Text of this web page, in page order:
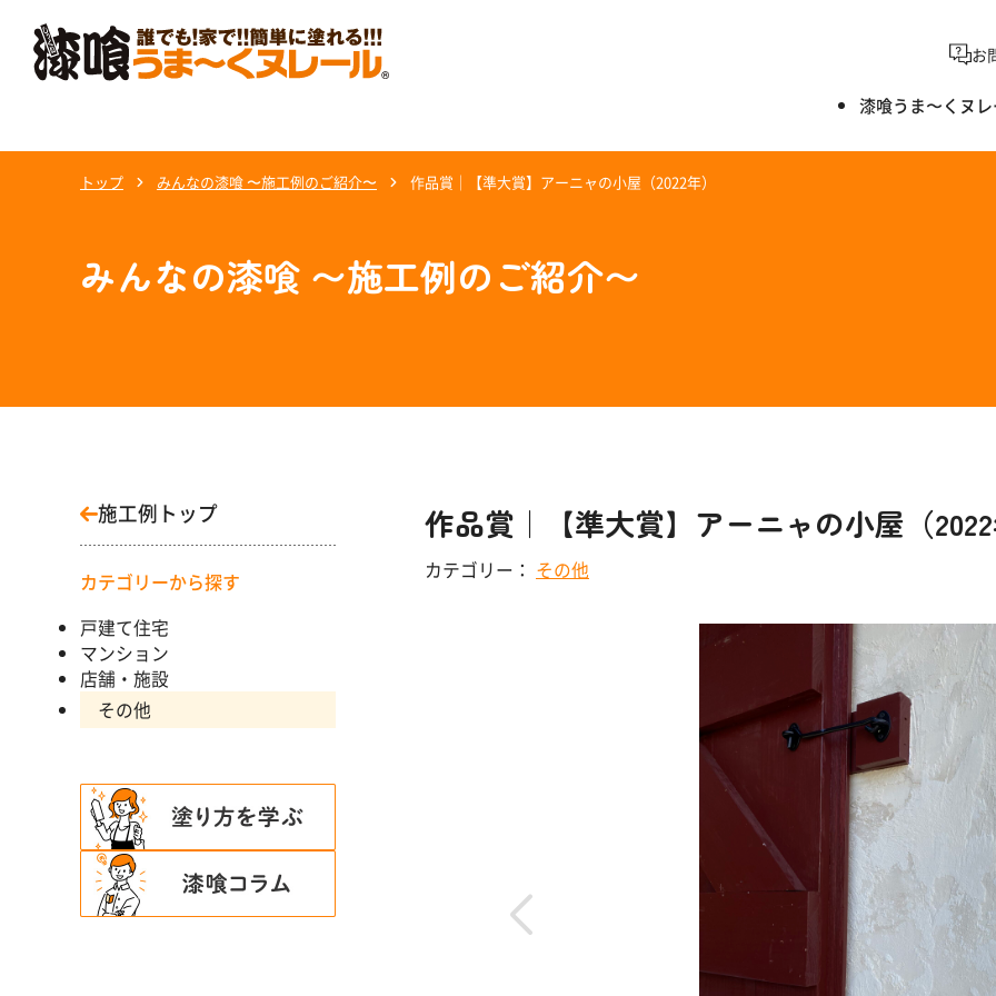
お
漆喰うま〜くヌ
トップ みんなの漆喰 〜施工例のご紹介〜 作品賞｜【準大賞】アーニャの小屋（2022年）
みんなの漆喰 〜施工例のご紹介〜
施工例トップ
カテゴリーから探す
戸建て住宅
マンション
店舗・施設
その他
作品賞｜【準大賞】アーニャの小屋（
カテゴリー： その他